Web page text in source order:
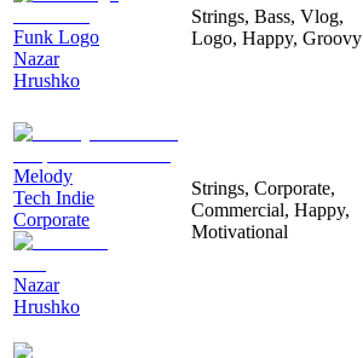
Funk Logo
Nazar
Hrushko
Strings, Bass, Vlog,
Logo, Happy, Groovy
Melody
Tech Indie
Corporate
Nazar
Hrushko
Strings, Corporate,
Commercial, Happy,
Motivational